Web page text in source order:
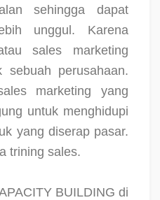
sehingga dapat
unggul. Karena
sales marketing
sebuah perusahaan.
marketing yang
untuk menghidupi
yang diserap pasar.
trining sales.
BUILDING di